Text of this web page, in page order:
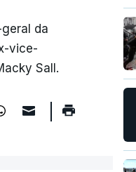
da
vice-
Sall.